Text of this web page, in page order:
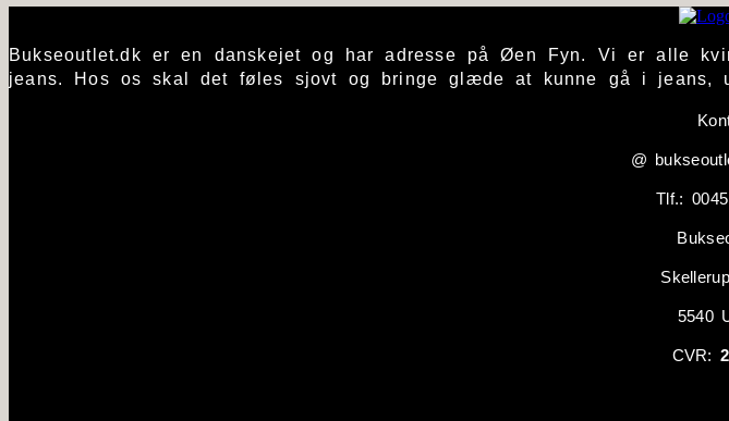
Bukseoutlet.dk er en danskejet og har adresse på Øen Fyn. Vi er alle
jeans. Hos os skal det føles sjovt og bringe glæde at kunne gå i jeans,
@
Tlf.:
5540
CVR: